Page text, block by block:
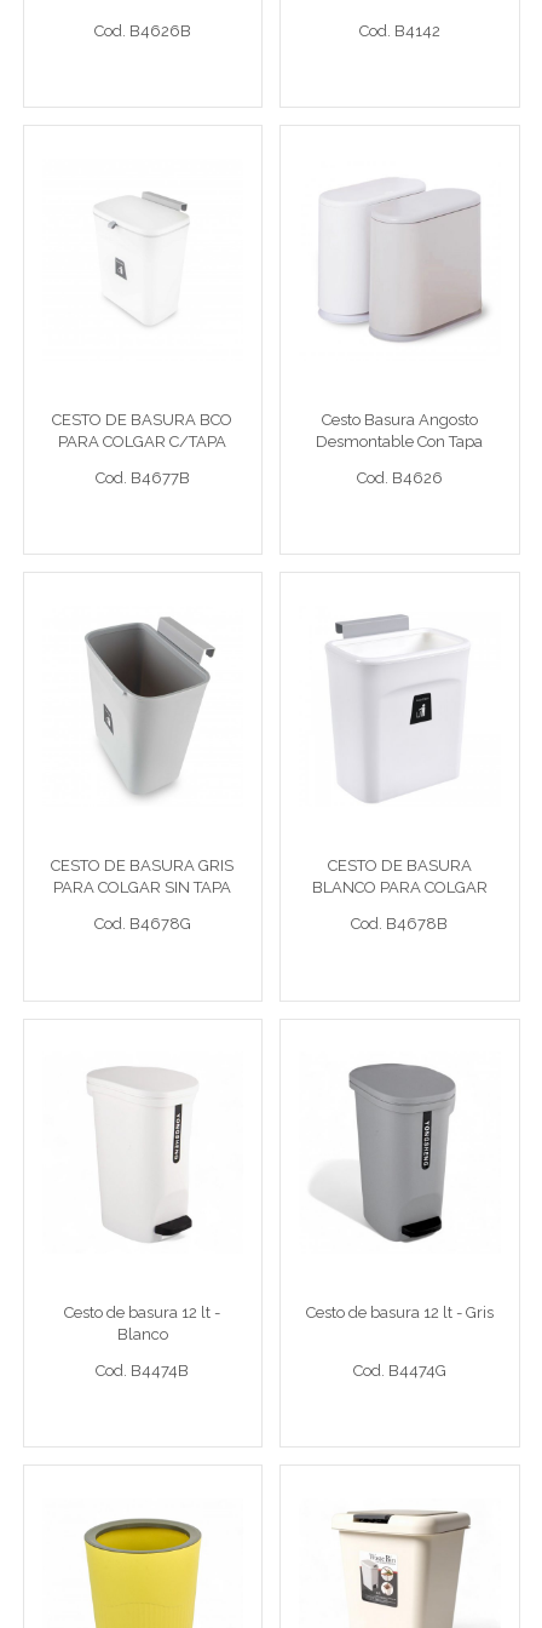
Cod. B4626B
Cod. B4142
PARA COLGAR C/TAPA
30x17x30cm
Cod. B4677B
CESTO DE BASURA BCO
PARA COLGAR C/TAPA
Cod. B4677B
Desmontable Con Tapa
27x30Cm Natural
Cod. B4626
Cesto Basura Angosto
Desmontable Con Tapa
Cod. B4626
CESTO DE BASURA GRIS
PARA COLGAR SIN TAPA
26x16x28,5cm
Cesto gr 26x16x28,5cm
Cod. B4678G
CESTO DE BASURA GRIS
PARA COLGAR SIN TAPA
Cod. B4678G
SIN TAPA 26x16x28,5cm
Cesto bco 26x16x28,5cm
Cod. B4678B
CESTO DE BASURA
BLANCO PARA COLGAR
Cod. B4678B
Cesto bco 12lt
Cod. B4474B
Cesto de basura 12 lt -
Blanco
Cod. B4474B
Cesto de basura 12 lt - Gris
Cesto gr 12lt
Cesto de basura 12 lt - Gris
Cod. B4474G